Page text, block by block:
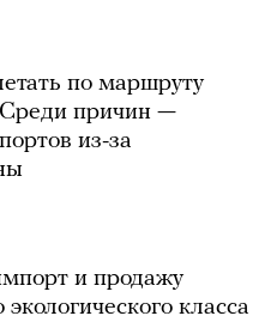
по маршруту
причин —
из-за
и продажу
класса